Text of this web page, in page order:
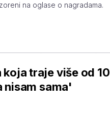
na oglase o nagradama.
traje više od 10
nisam sama'